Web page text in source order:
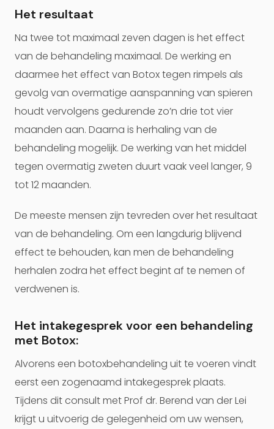
Het resultaat
Na twee tot maximaal zeven dagen is het effect
van de behandeling maximaal. De werking en
daarmee het effect van Botox tegen rimpels als
gevolg van overmatige aanspanning van spieren
houdt vervolgens gedurende zo’n drie tot vier
maanden aan. Daarna is herhaling van de
behandeling mogelijk. De werking van het middel
tegen overmatig zweten duurt vaak veel langer, 9
tot 12 maanden.
De meeste mensen zijn tevreden over het resultaat
van de behandeling. Om een langdurig blijvend
effect te behouden, kan men de behandeling
herhalen zodra het effect begint af te nemen of
verdwenen is.
Het intakegesprek voor een behandeling
met Botox:
Alvorens een botoxbehandeling uit te voeren vindt
eerst een zogenaamd intakegesprek plaats.
Tijdens dit consult met Prof dr. Berend van der Lei
krijgt u uitvoerig de gelegenheid om uw wensen,